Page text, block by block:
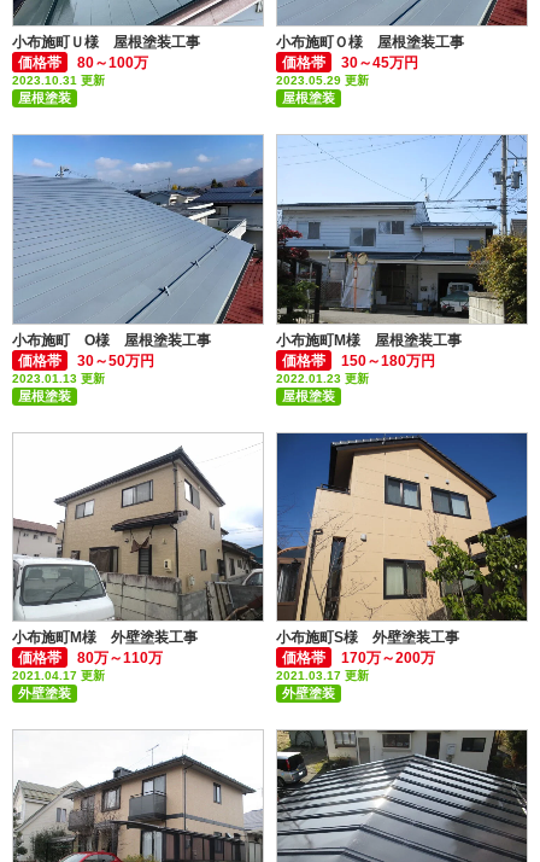
小布施町Ｕ様 屋根塗装工事
価格帯
80～100万
2023.10.31 更新
屋根塗装
小布施町Ｏ様 屋根塗装工事
価格帯
30～45万円
2023.05.29 更新
屋根塗装
小布施町 O様 屋根塗装工事
価格帯
30～50万円
2023.01.13 更新
屋根塗装
小布施町M様 屋根塗装工事
価格帯
150～180万円
2022.01.23 更新
屋根塗装
小布施町M様 外壁塗装工事
価格帯
80万～110万
2021.04.17 更新
外壁塗装
小布施町S様 外壁塗装工事
価格帯
170万～200万
2021.03.17 更新
外壁塗装